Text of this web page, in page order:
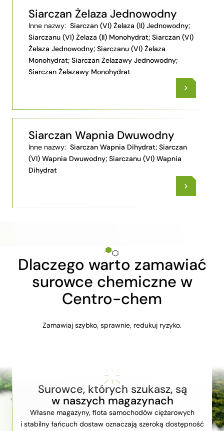
Siarczan Żelaza Jednowodny
Inne nazwy: Siarczan (VI) Żelaza (II) Jednowodny;
Siarczanu (VI) Żelaza (II) Monohydrat; Siarczan (VI)
Żelaza Jednowodny; Siarczanu (VI) Żelaza
Monohydrat; Siarczan Żelazawy Jednowodny;
Siarczan Żelazawy Monohydrat
Siarczan Wapnia Dwuwodny
Inne nazwy: Siarczan Wapnia Dihydrat; Siarczan
(VI) Wapnia Dwuwodny; Siarczanu (VI) Wapnia
Dihydrat
Dlaczego warto zamawiać
surowce chemiczne w
Centro-chem
Zamawiaj szybko, sprawnie, redukuj ryzyko.
Surowce, których szukasz, są
w naszych magazynach
Własne magazyny, flota samochodów ciężarowych
i stabilny łańcuch dostaw oznaczają szeroką dostępność